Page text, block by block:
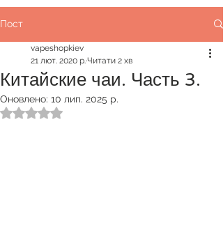
Пост
Китайские чаи. Часть 3.
vapeshopkiev
21 лют. 2020 р. Читати 2 хв
Оновлено: 10 лип. 2025 р.
Оцінка: NaN з 5 зірок.